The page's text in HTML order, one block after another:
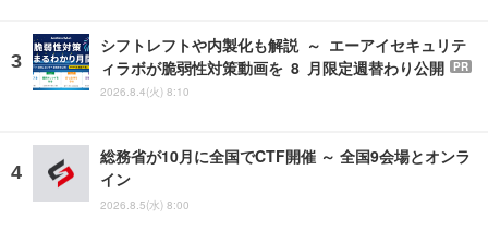
シフトレフトや内製化も解説 ～ エーアイセキュリテ
ィラボが脆弱性対策動画を 8 月限定週替わり公開
PR
2026.8.4(火) 8:10
総務省が10月に全国でCTF開催 ～ 全国9会場とオンラ
イン
2026.8.5(水) 8:00